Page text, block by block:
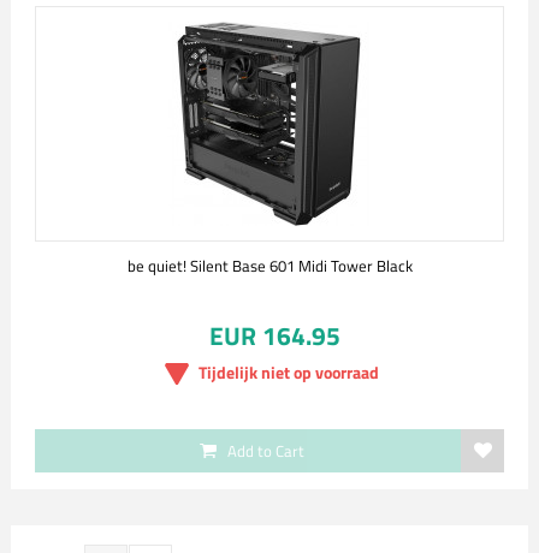
be quiet! Silent Base 601 Midi Tower Black
EUR 164.95
Tijdelijk niet op voorraad
Add to Cart